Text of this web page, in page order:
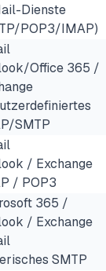
Dienste
POP3/IMAP)
Office 365 /
SMTP
/ Exchange
/ POP3
365 /
/ Exchange
SMTP